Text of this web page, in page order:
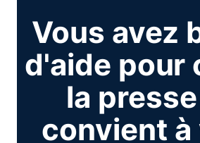
Vous avez
d'aide pour
la
convient à